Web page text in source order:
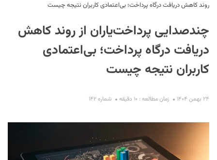
روند کاهش دریافت درگاه پرداخت؛ بی‌اعتمادی کاربران نتیجه چیست
چندصدایی پرداخت‌یاران از روند کاهش
دریافت درگاه پرداخت؛ بی‌اعتمادی
کاربران نتیجه چیست
۲۴ بهمن ۱۴۰۴ زمان مطالعه : ۱۰ دقیقه شماره ۱۴۲